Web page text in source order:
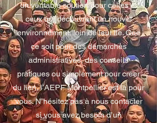
un véritable soutien pour celles et
ceux qui découvrent un nouvel
environnement, loin de leur île. Que
ce soit pour des démarches
administratives, des conseils
pratiques ou simplement pour créer
du lien, l’AEPF Montpellier est là pour
vous. N’hésitez pas à nous contacter
si vous avez besoin d’un